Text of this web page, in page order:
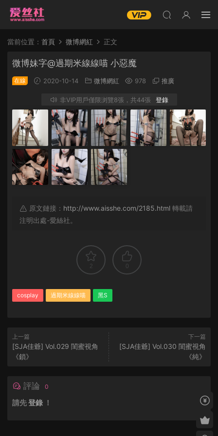
當前位置： 首頁 微博網紅 正文
微博妹字@過期米線線喵 小惡魔
在線 2020-10-14 微博網紅 978 推廣
非VIP用戶僅限浏覽8張，共44張 登錄
原文鏈接： http://www.aisshe.com/2185.html 轉載請
注明出處-愛絲社。
2 0
cosplay 過期米線線喵 黑S
上一篇
[SJA佳爺] Vol.029 閨蜜視角
《鎖》
下一篇
[SJA佳爺] Vol.030 閨蜜視角
《純》
評論 0
請先登錄 ！